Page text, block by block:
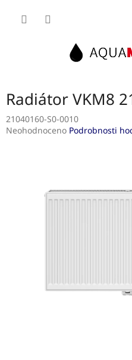
Radiátor VKM8
21040160-S0-0010
Průměrné
Neohodnoceno Podrobnosti